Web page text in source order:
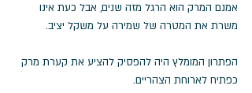
אמנם המרק הוא הרגל מזה שנים, אבל כעת אינו
משרת את המטרה של שמירה על משקל יציב.
הפתרון המומלץ היה להפסיק להציע את קערת מרק
כפתיח לארוחת הצהריים.